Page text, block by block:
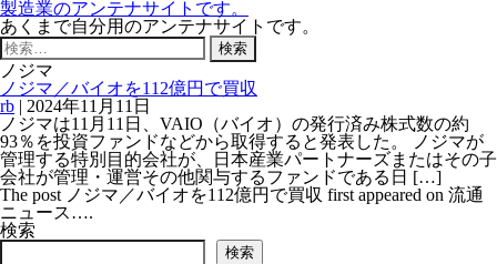
製造業のアンテナサイトです。
あくまで自分用のアンテナサイトです。
検
索:
ノジマ
ノジマ／バイオを112億円で買収
rb | 2024年11月11日
ノジマは11月11日、VAIO（バイオ）の発行済み株式数の約
93％を投資ファンドなどから取得すると発表した。 ノジマが
管理する特別目的会社が、日本産業パートナーズまたはその子
会社が管理・運営その他関与するファンドである日 […]
The post ノジマ／バイオを112億円で買収 first appeared on 流通
ニュース….
検索
検索